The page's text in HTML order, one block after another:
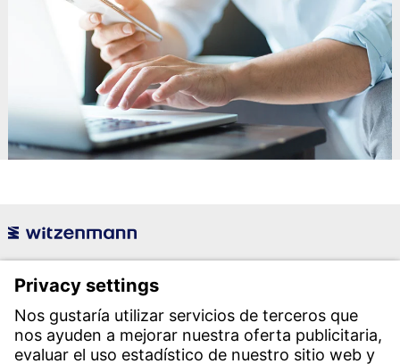
Polígono Industrial Henares
C/. Livorno s/n
19004 Guadalajara